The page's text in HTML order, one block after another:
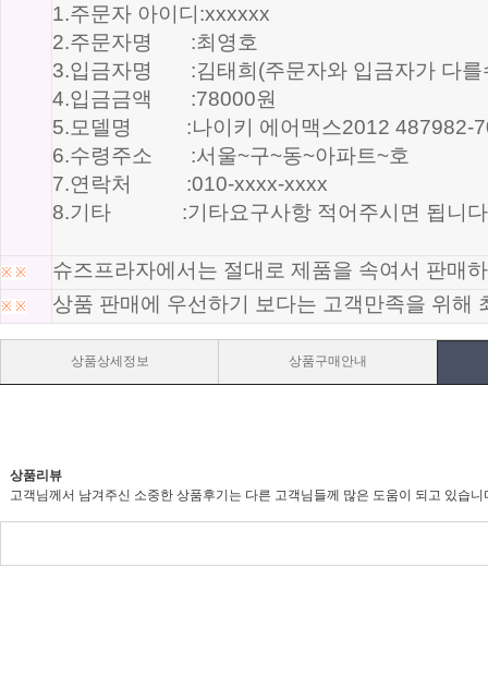
1.주문자 아이디:xxxxxx
2.주문자명 :최영호
3.입금자명 :김태희(주문자와 입금자가 다를
4.입금금액 :78000원
5.모델명 :나이키 에어맥스2012 487982-
6.수령주소 :서울~구~동~아파트~호
7.연락처 :010-xxxx-xxxx
8.기타 :기타요구사항 적어주시면 됩니
※ ※ 슈즈프라자에서는 절대로 제품을 속여서 판매
※ ※ 상품 판매에 우선하기 보다는 고객만족을 위해
상품상세정보 상품구매안내
상품리뷰
고객님께서 남겨주신 소중한 상품후기는 다른 고객님들께 많은 도움이 되고 있습니